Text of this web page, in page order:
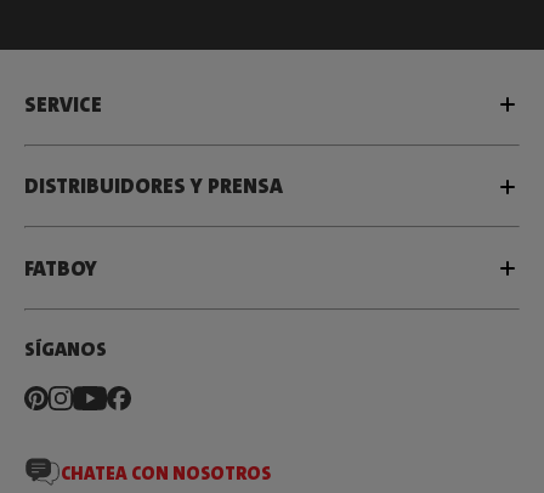
SERVICE
DISTRIBUIDORES Y PRENSA
FATBOY
SÍGANOS
CHATEA CON NOSOTROS